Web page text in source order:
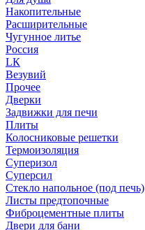
Накопительные
Расширительные
Чугунное литье
Россия
LК
Везувий
Прочее
Дверки
Задвижки для печи
Плиты
Колосниковые решетки
Термоизоляция
Суперизол
Суперсил
Стекло напольное (под печь)
Листы предтопочные
Фиброцементные плиты
Двери для бани